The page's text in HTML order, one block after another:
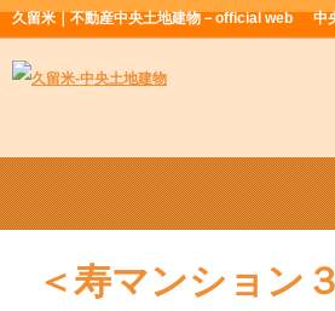
久留米｜不動産中央土地建物－official web 中
＜寿マンション